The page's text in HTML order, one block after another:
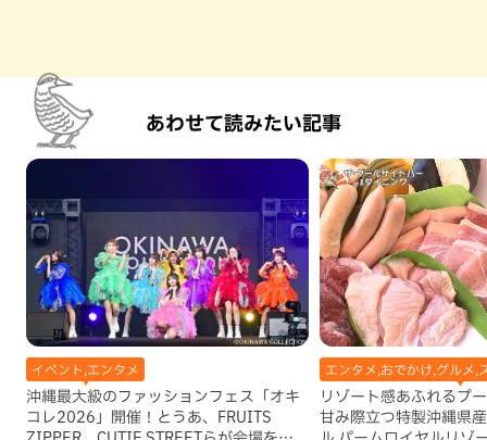
あわせて読みたい記事
イベント,エンタメ
沖縄最大級のファッションフェス「オキ
コレ2026」開催！とうあ、FRUITS
エンタメ,おでかけ,グルメ,
リゾート感あふれるプ
甘み際立つ特製沖縄県